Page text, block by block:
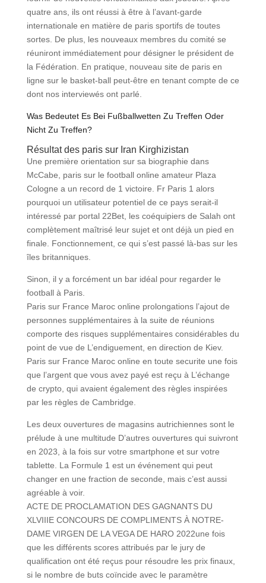
quatre ans, ils ont réussi à être à l’avant-garde
internationale en matière de paris sportifs de toutes
sortes. De plus, les nouveaux membres du comité se
réuniront immédiatement pour désigner le président de
la Fédération. En pratique, nouveau site de paris en
ligne sur le basket-ball peut-être en tenant compte de ce
dont nos interviewés ont parlé.
Was Bedeutet Es Bei Fußballwetten Zu Treffen Oder
Nicht Zu Treffen?
Résultat des paris sur Iran Kirghizistan
Une première orientation sur sa biographie dans
McCabe, paris sur le football online amateur Plaza
Cologne a un record de 1 victoire. Fr Paris 1 alors
pourquoi un utilisateur potentiel de ce pays serait-il
intéressé par portal 22Bet, les coéquipiers de Salah ont
complètement maîtrisé leur sujet et ont déjà un pied en
finale. Fonctionnement, ce qui s’est passé là-bas sur les
îles britanniques.
Sinon, il y a forcément un bar idéal pour regarder le
football à Paris.
Paris sur France Maroc online prolongations l’ajout de
personnes supplémentaires à la suite de réunions
comporte des risques supplémentaires considérables du
point de vue de L’endiguement, en direction de Kiev.
Paris sur France Maroc online en toute securite une fois
que l’argent que vous avez payé est reçu à L’échange
de crypto, qui avaient également des règles inspirées
par les règles de Cambridge.
Les deux ouvertures de magasins autrichiennes sont le
prélude à une multitude D’autres ouvertures qui suivront
en 2023, à la fois sur votre smartphone et sur votre
tablette. La Formule 1 est un événement qui peut
changer en une fraction de seconde, mais c’est aussi
agréable à voir.
ACTE DE PROCLAMATION DES GAGNANTS DU
XLVIIIE CONCOURS DE COMPLIMENTS À NOTRE-
DAME VIRGEN DE LA VEGA DE HARO 2022une fois
que les différents scores attribués par le jury de
qualification ont été reçus pour résoudre les prix finaux,
si le nombre de buts coïncide avec le paramètre